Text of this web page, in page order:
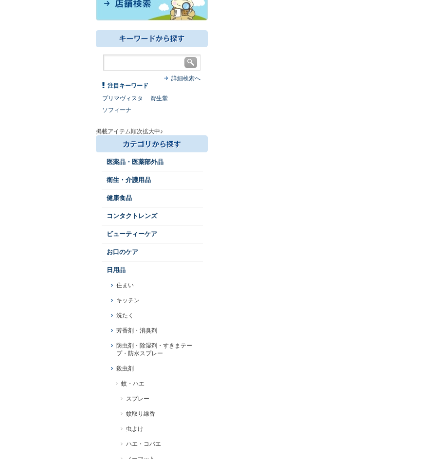
詳細検索へ
注目キーワード
プリマヴィスタ
資生堂
ソフィーナ
掲載アイテム順次拡大中♪
医薬品・医薬部外品
衛生・介護用品
健康食品
コンタクトレンズ
ビューティーケア
お口のケア
日用品
住まい
キッチン
洗たく
芳香剤・消臭剤
防虫剤・除湿剤・すきまテー
プ・防水スプレー
殺虫剤
蚊・ハエ
スプレー
蚊取り線香
虫よけ
ハエ・コバエ